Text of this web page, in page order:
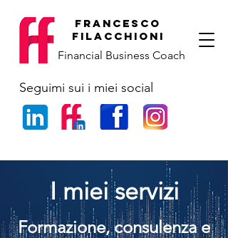
francesco
filacchioni
Financial Business Coach
Seguimi sui i miei social
I miei servizi
Formazione, consulenza e